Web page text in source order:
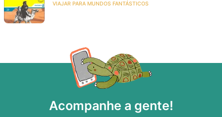
VIAJAR PARA MUNDOS FANTÁSTICOS
Acompanhe a gente!